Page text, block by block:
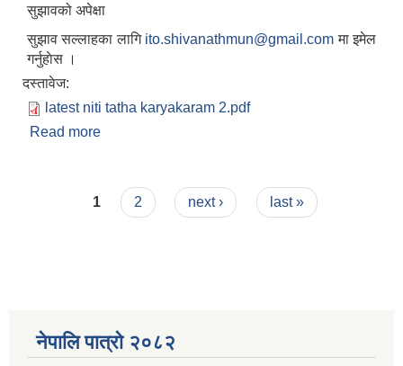
सुझावको अपेक्षा
सुझाव सल्लाहका लागि ito.shivanathmun@gmail.com मा इमेल
गर्नुहाेस ।
दस्तावेज:
latest niti tatha karyakaram 2.pdf
Read more
Pages
1 2 next › last »
नेपालि पात्रो २०८२